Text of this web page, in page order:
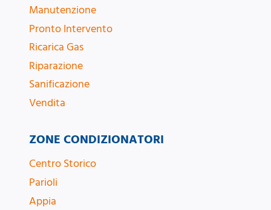
ZONE CONDIZIONATORI
Centro Storico
Parioli
Appia
Manutenzione
Pronto Intervento
Ricarica Gas
Riparazione
Sanificazione
Vendita